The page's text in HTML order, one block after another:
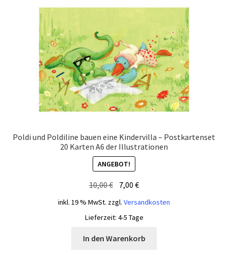
Poldi und Poldiline bauen eine Kindervilla – Postkartenset
20 Karten A6 der Illustrationen
ANGEBOT!
10,00€ Ursprünglicher
war:
10,00 €
7,00€Aktueller
7,00 €.
inkl. 19 % MwSt. zzgl. Versandkosten
Lieferzeit: 4-5 Tage
In den Warenkorb